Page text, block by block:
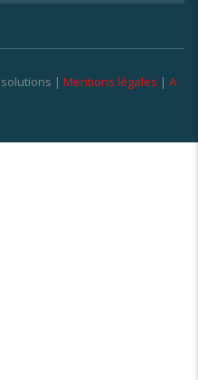
| Mentions légales | A